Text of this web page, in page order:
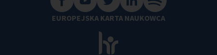
EUROPEJSKA KARTA NAUKOWCA